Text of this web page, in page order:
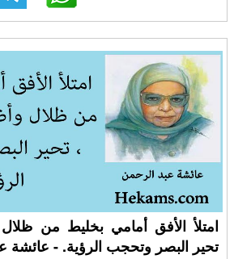
امتلأ الأفق أمامي بخليط من
تحير البصر وتحجب الرؤية. - عائشة